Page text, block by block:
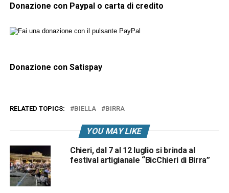
Donazione con Paypal o carta di credito
Donazione con Satispay
RELATED TOPICS: BIELLA BIRRA
YOU MAY LIKE
Chieri, dal 7 al 12 luglio si brinda al
festival artigianale “BicChieri di Birra”